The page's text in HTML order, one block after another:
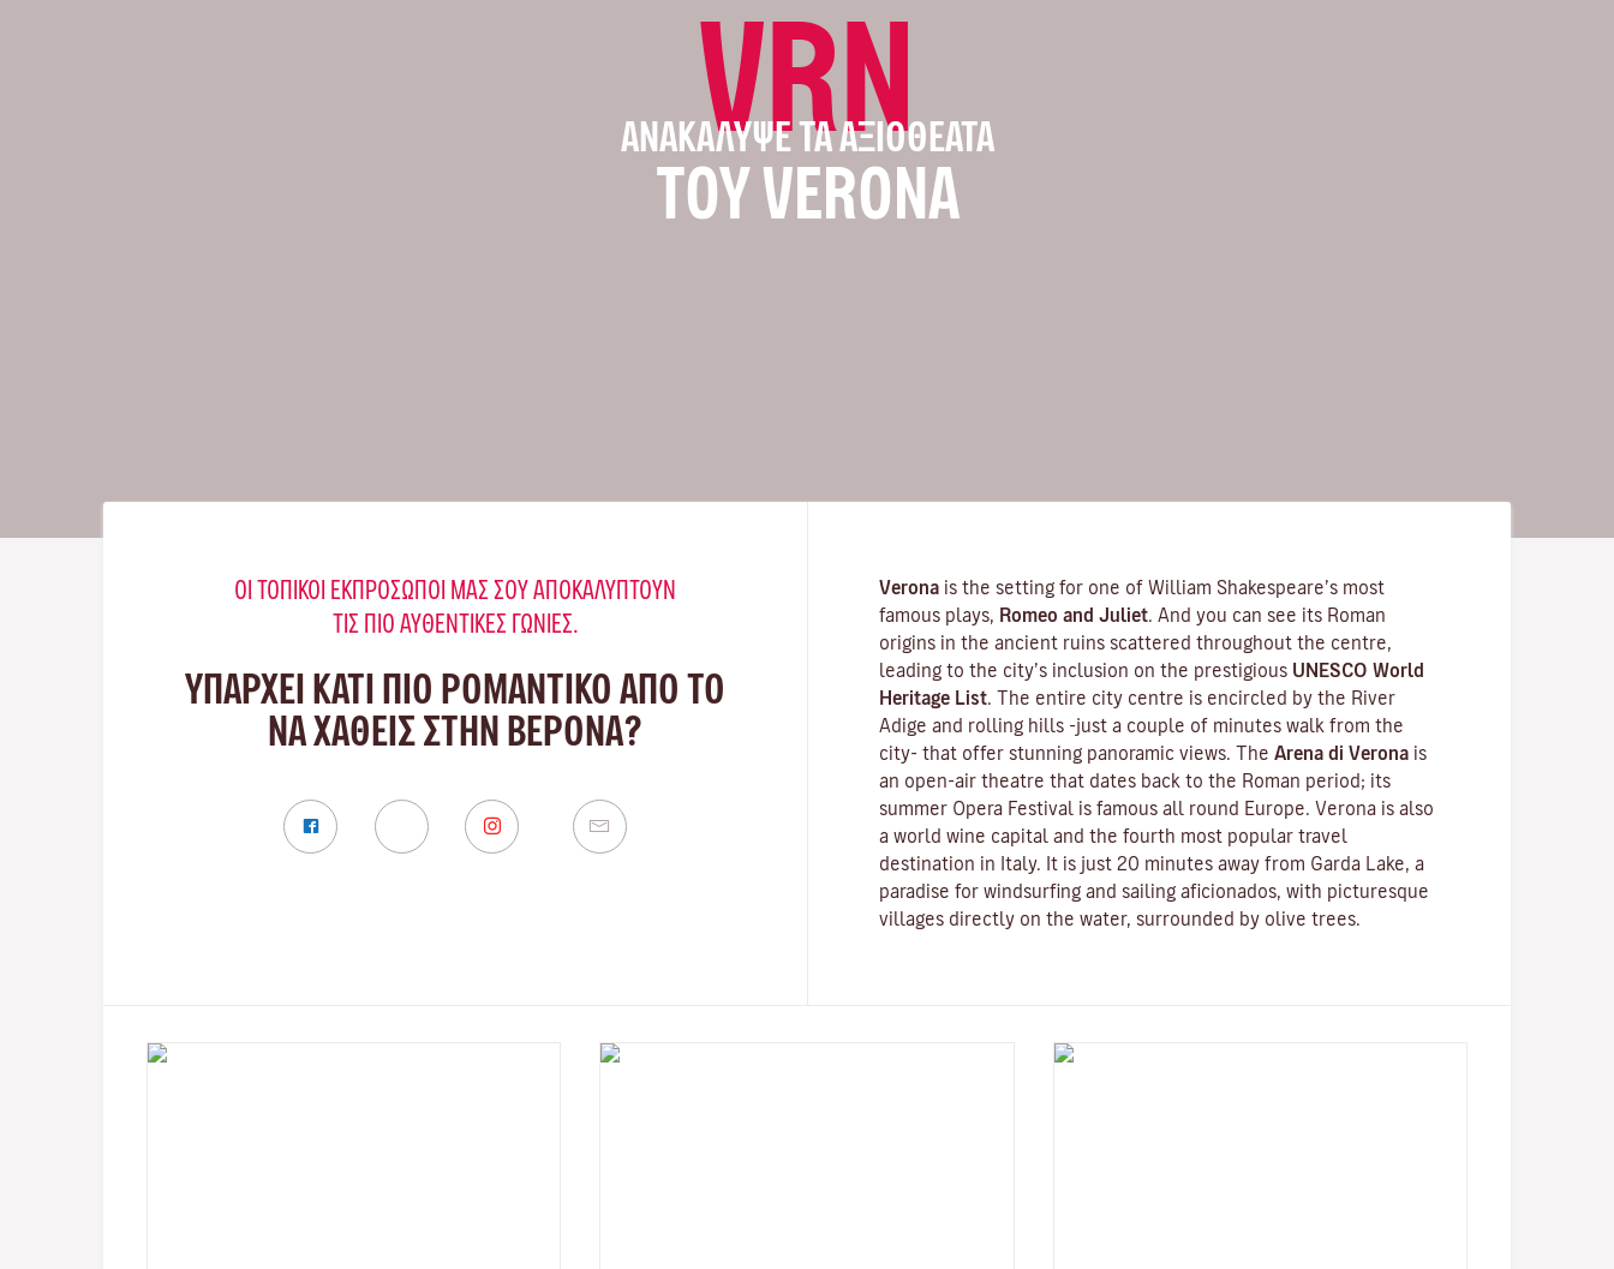
VRN
ΑΝΑΚΆΛΥΨΕ ΤΑ ΑΞΙΟΘΈΑΤΑ
ΤΟΥ VERONA
ΟΙ ΤΟΠΙΚΟΊ ΕΚΠΡΌΣΩΠΟΊ ΜΑΣ ΣΟΥ ΑΠΟΚΑΛΎΠΤΟΥΝ
ΤΙΣ ΠΙΟ ΑΥΘΕΝΤΙΚΈΣ ΓΩΝΙΈΣ.
ΥΠΑΡΧΕΙ ΚΑΤΙ ΠΙΟ ΡΟΜΑΝΤΙΚΟ ΑΠΟ ΤΟ
ΝΑ ΧΑΘΕΙΣ ΣΤΗΝ ΒΕΡΌΝΑ?
Verona is the setting for one of William Shakespeare’s most
famous plays,
Romeo and Juliet . And you can see its Roman
origins in the ancient ruins scattered throughout the centre,
leading to the city’s inclusion on the prestigious UNESCO World
Heritage List . The entire city centre is encircled by the River
Adige and rolling hills -just a couple of minutes walk from the
city- that offer stunning panoramic views. The Arena di Verona is
an open-air theatre that dates back to the Roman period; its
summer Opera Festival is famous all round Europe. Verona is also
a world wine capital and the fourth most popular travel
destination in Italy. It is just 20 minutes away from Garda Lake, a
paradise for windsurfing and sailing aficionados, with picturesque
villages directly on the water, surrounded by olive trees.